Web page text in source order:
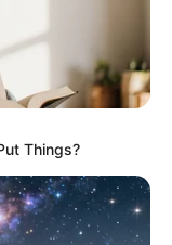
Things?